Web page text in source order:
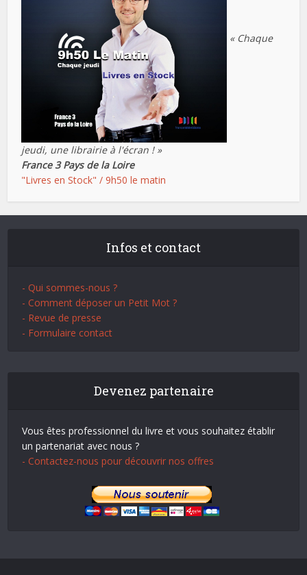
« Chaque
jeudi, une librairie à l'écran ! »
France 3 Pays de la Loire
"Livres en Stock" / 9h50 le matin
Infos et contact
- Qui sommes-nous ?
- Comment déposer un Petit Mot ?
- Revue de presse
- Formulaire contact
Devenez partenaire
Vous êtes professionnel du livre et vous souhaitez établir
un partenariat avec nous ?
- Contactez-nous pour découvrir nos offres